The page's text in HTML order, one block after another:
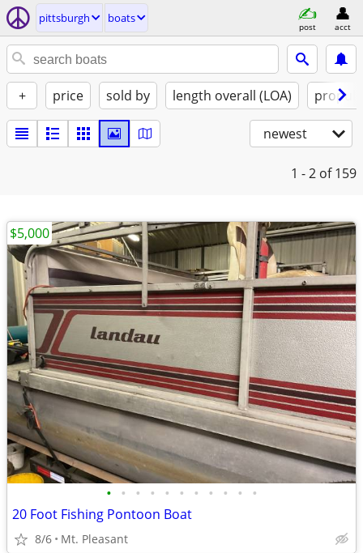
pittsburgh boats
post acct
+ price sold by length overall (LOA)
newest
1 - 2 of 159
• • • • • • • • • • •
20 Foot Fishing Pontoon Boat
8/6 Mt. Pleasant
$5,000